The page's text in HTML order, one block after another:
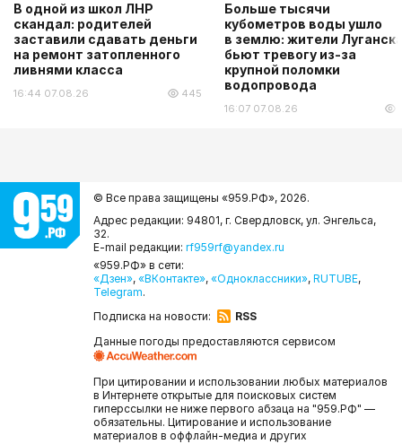
В одной из школ ЛНР
скандал: родителей
заставили сдавать деньги
на ремонт затопленного
ливнями класса
16:44 07.08.26 445
Больше тысячи
кубометров воды ушло
в землю: жители
бьют тревогу из-за
крупной поломки
водопровода
16:07 07.08.26
© Все права защищены «959.РФ», 2026.
Адрес редакции: 94801, г. Свердловск, ул. Энгельса,
32.
E-mail редакции: rf959rf@yandex.ru
«959.РФ» в сети:
«Дзен», «ВКонтакте», «Одноклассники», RUTUBE,
Telegram.
Подписка на новости:
RSS
Данные погоды предоставляются сервисом
При цитировании и использовании любых материалов
в Интернете открытые для поисковых систем
гиперссылки не ниже первого абзаца на "959.РФ" —
обязательны. Цитирование и использование
материалов в оффлайн-медиа и других